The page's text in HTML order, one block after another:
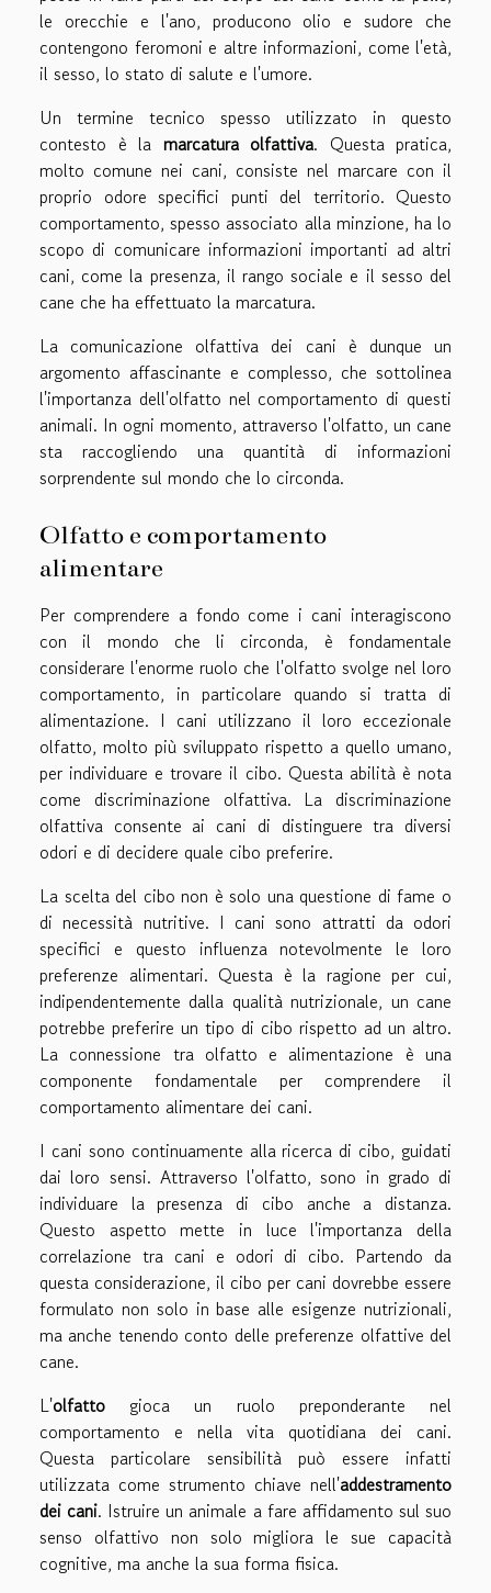
le orecchie e l'ano, producono olio e sudore che
contengono feromoni e altre informazioni, come l'età,
il sesso, lo stato di salute e l'umore.
Un termine tecnico spesso utilizzato in questo
contesto è la marcatura olfattiva. Questa pratica,
molto comune nei cani, consiste nel marcare con il
proprio odore specifici punti del territorio. Questo
comportamento, spesso associato alla minzione, ha lo
scopo di comunicare informazioni importanti ad altri
cani, come la presenza, il rango sociale e il sesso del
cane che ha effettuato la marcatura.
La comunicazione olfattiva dei cani è dunque un
argomento affascinante e complesso, che sottolinea
l'importanza dell'olfatto nel comportamento di questi
animali. In ogni momento, attraverso l'olfatto, un cane
sta raccogliendo una quantità di informazioni
sorprendente sul mondo che lo circonda.
Olfatto e comportamento
alimentare
Per comprendere a fondo come i cani interagiscono
con il mondo che li circonda, è fondamentale
considerare l'enorme ruolo che l'olfatto svolge nel loro
comportamento, in particolare quando si tratta di
alimentazione. I cani utilizzano il loro eccezionale
olfatto, molto più sviluppato rispetto a quello umano,
per individuare e trovare il cibo. Questa abilità è nota
come discriminazione olfattiva. La discriminazione
olfattiva consente ai cani di distinguere tra diversi
odori e di decidere quale cibo preferire.
La scelta del cibo non è solo una questione di fame o
di necessità nutritive. I cani sono attratti da odori
specifici e questo influenza notevolmente le loro
preferenze alimentari. Questa è la ragione per cui,
indipendentemente dalla qualità nutrizionale, un cane
potrebbe preferire un tipo di cibo rispetto ad un altro.
La connessione tra olfatto e alimentazione è una
componente fondamentale per comprendere il
comportamento alimentare dei cani.
I cani sono continuamente alla ricerca di cibo, guidati
dai loro sensi. Attraverso l'olfatto, sono in grado di
individuare la presenza di cibo anche a distanza.
Questo aspetto mette in luce l'importanza della
correlazione tra cani e odori di cibo. Partendo da
questa considerazione, il cibo per cani dovrebbe essere
formulato non solo in base alle esigenze nutrizionali,
ma anche tenendo conto delle preferenze olfattive del
cane.
L'olfatto gioca un ruolo preponderante nel
comportamento e nella vita quotidiana dei cani.
Questa particolare sensibilità può essere infatti
utilizzata come strumento chiave nell'addestramento
dei cani. Istruire un animale a fare affidamento sul suo
senso olfattivo non solo migliora le sue capacità
cognitive, ma anche la sua forma fisica.